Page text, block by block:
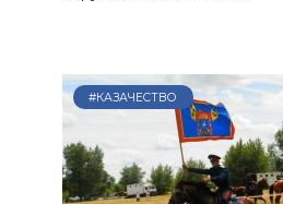
#КАЗАЧЕСТВО